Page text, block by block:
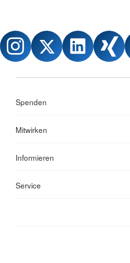
Spenden
Mitwirken
Informieren
Service